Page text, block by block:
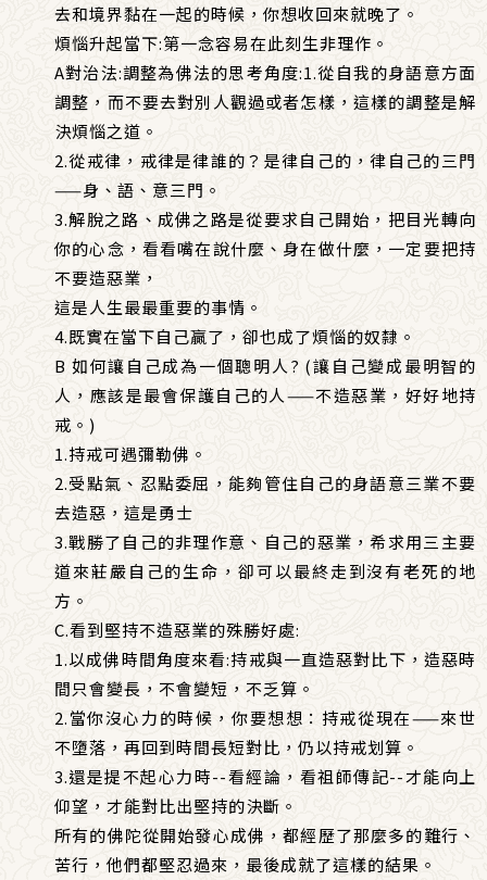
去和境界黏在一起的時候，你想收回來就晚了。
煩惱升起當下:第一念容易在此刻生非理作。
A對治法:調整為佛法的思考角度:1.從自我的身語意方面
調整，而不要去對別人觀過或者怎樣，這樣的調整是解
決煩惱之道。
2.從戒律，戒律是律誰的？是律自己的，律自己的三門
——身、語、意三門。
3.解脫之路、成佛之路是從要求自己開始，把目光轉向
你的心念，看看嘴在說什麼、身在做什麼，一定要把持
不要造惡業，
這是人生最最重要的事情。
4.既實在當下自己贏了，卻也成了煩惱的奴隸。
B 如何讓自己成為一個聰明人? (讓自己變成最明智的
人，應該是最會保護自己的人——不造惡業，好好地持
戒。)
1.持戒可遇彌勒佛。
2.受點氣、忍點委屈，能夠管住自己的身語意三業不要
去造惡，這是勇士
3.戰勝了自己的非理作意、自己的惡業，希求用三主要
道來莊嚴自己的生命，卻可以最終走到沒有老死的地
方。
C.看到堅持不造惡業的殊勝好處:
1.以成佛時間角度來看:持戒與一直造惡對比下，造惡時
間只會變長，不會變短，不乏算。
2.當你沒心力的時候，你要想想：持戒從現在——來世
不墮落，再回到時間長短對比，仍以持戒划算。
3.還是提不起心力時--看經論，看祖師傳記--才能向上
仰望，才能對比出堅持的決斷。
所有的佛陀從開始發心成佛，都經歷了那麼多的難行、
苦行，他們都堅忍過來，最後成就了這樣的結果。